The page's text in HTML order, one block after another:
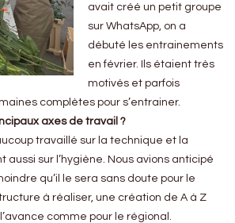
avait créé un petit groupe
sur WhatsApp, on a
débuté les entrainements
en février. Ils étaient très
motivés et parfois
complètes pour s’entrainer.
axes de travail ?
travaillé sur la technique et la
aussi sur l’hygiène. Nous avions anticipé
qu’il le sera sans doute pour le
à réaliser, une création de A à Z
comme pour le régional.